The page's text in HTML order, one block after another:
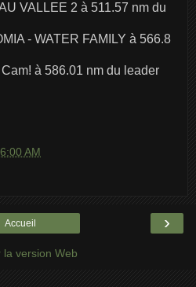
VALLEE 2 à 511.57 nm du
- WATER FAMILY à 566.8
à 586.01 nm du leader
AM
›
Accueil
la version Web